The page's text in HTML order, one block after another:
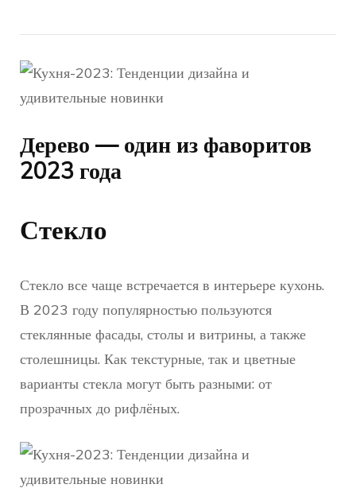
Дерево — один из фаворитов
2023 года
Стекло
Стекло все чаще встречается в интерьере кухонь.
В 2023 году популярностью пользуются
стеклянные фасады, столы и витрины, а также
столешницы. Как текстурные, так и цветные
варианты стекла могут быть разными: от
прозрачных до рифлёных.